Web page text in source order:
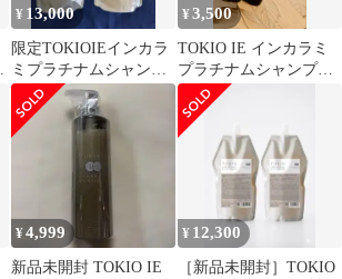
¥ 13,000
限定TOKIOIEインカラ
ミプラチナムシャンプ
ー700mlトリートメント
700g
¥3,500
TOKIO IE インカラミ
プラチナムシャンプー
&トリートメント他３
点セット
¥4,999
新品未開封 TOKIO IE
¥ 12,300
［新品未開封］TOKIO